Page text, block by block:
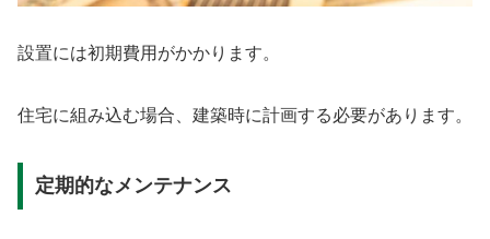
設置には初期費用がかかります。
住宅に組み込む場合、建築時に計画する必要があります。
定期的なメンテナンス